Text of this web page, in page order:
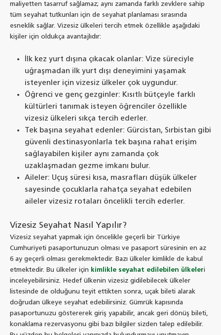
maliyetten tasarruf sağlamaz; aynı zamanda farklı zevklere sahip
tüm seyahat tutkunları için de seyahat planlaması sırasında
esneklik sağlar. Vizesiz ülkeleri tercih etmek özellikle aşağıdaki
kişiler için oldukça avantajlıdır:
İlk kez yurt dışına çıkacak olanlar: Vize süreciyle
uğraşmadan ilk yurt dışı deneyimini yaşamak
isteyenler için vizesiz ülkeler çok uygundur.
Öğrenci ve genç gezginler: Kısıtlı bütçeyle farklı
kültürleri tanımak isteyen öğrenciler özellikle
vizesiz ülkeleri sıkça tercih ederler.
Tek başına seyahat edenler: Gürcistan, Sırbistan gibi
güvenli destinasyonlarla tek başına rahat erişim
sağlayabilen kişiler aynı zamanda çok
uzaklaşmadan gezme imkanı bulur.
Aileler: Uçuş süresi kısa, masrafları düşük ülkeler
sayesinde çocuklarla rahatça seyahat edebilen
aileler vizesiz rotaları öncelikli tercih ederler.
Vizesiz Seyahat Nasıl Yapılır?
Vizesiz seyahat yapmak için öncelikle geçerli bir Türkiye
Cumhuriyeti pasaportunuzun olması ve pasaport süresinin en az
6 ay geçerli olması gerekmektedir. Bazı ülkeler kimlikle de kabul
etmektedir. Bu ülkeler için
kimlikle seyahat edilebilen ülkeleri
inceleyebilirsiniz. Hedef ülkenin vizesiz gidilebilecek ülkeler
listesinde de olduğunu teyit ettikten sonra, uçak bileti alarak
doğrudan ülkeye seyahat edebilirsiniz. Gümrük kapısında
pasaportunuzu göstererek giriş yapabilir, ancak geri dönüş bileti,
konaklama rezervasyonu gibi bazı bilgiler sizden talep edilebilir.